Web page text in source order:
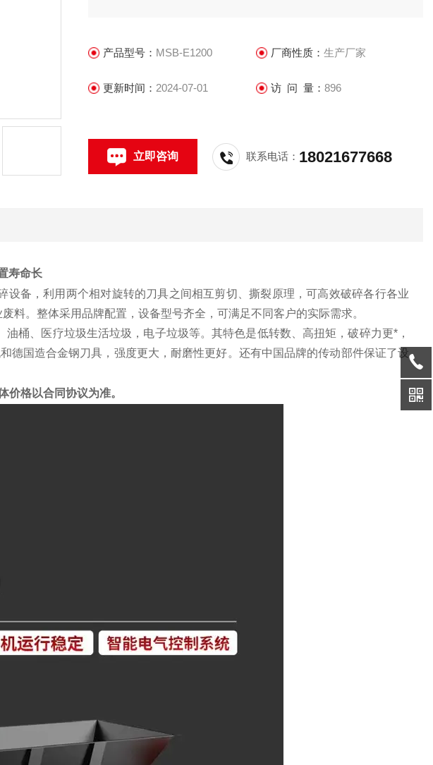
产品型号： MSB-E1200 厂商性质： 生产厂家
更新时间： 2024-07-01 访 问 量： 896
立即咨询 联系电话： 18021677668
寿命长
设备，利用两个相对旋转的刀具之间相互剪切、撕裂原理，可高效破碎各行各业
料。整体采用品牌配置，设备型号齐全，可满足不同客户的实际需求。
桶、医疗垃圾生活垃圾，电子垃圾等。其特色是低转数、高扭矩，破碎力更*，
德国造合金钢刀具，强度更大，耐磨性更好。还有中国品牌的传动部件保证了设
价格以合同协议为准。